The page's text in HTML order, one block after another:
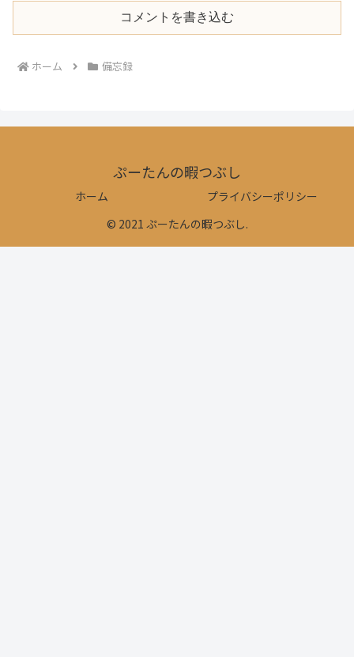
コメントを書き込む
ホーム 備忘録
ぷーたんの暇つぶし
ホーム
プライバシーポリシー
© 2021 ぷーたんの暇つぶし.